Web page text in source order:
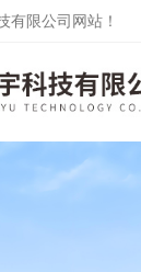
有限公司网站！